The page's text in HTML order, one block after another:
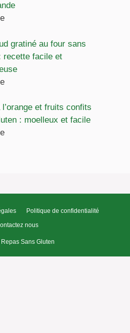
gratiné au four sans
recette facile et
et fruits confits
: moelleux et facile
Politique de confidentialité
nous
Sans Gluten